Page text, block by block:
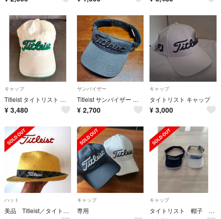
キャップ
Titleist タイトリスト ホワイトデニム地 キャップ 帽子 ユニセックス
¥ 3,480
サンバイザー
Titleist サンバイザー ダークグレー
¥ 2,700
キャップ
タイトリスト キャップ
¥ 3,000
ハット
美品 Titleist／タイトリスト★ 麦わら 中折れハット
キャップ
専用
キャップ
タイトリスト 帽子 ゴルフ帽子 メンズ 未使用